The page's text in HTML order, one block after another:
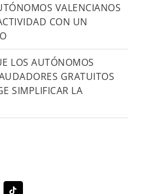
VALENCIANOS
CON UN
LOS AUTÓNOMOS
GRATUITOS
SIMPLIFICAR LA